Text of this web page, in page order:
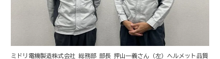
ミドリ電機製造株式会社 総務部 部長 押山一義さん（左）ヘルメット品質